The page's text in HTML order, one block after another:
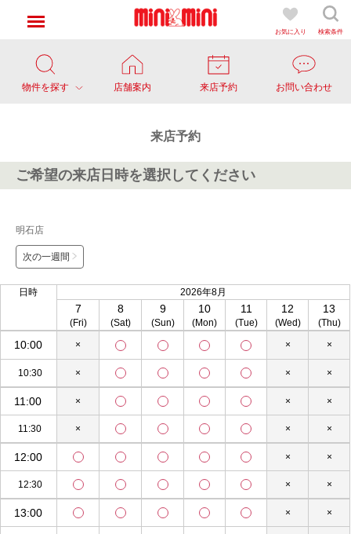
お気に入り 検索条件
物件を探す 店舗案内 来店予約 お問い合わせ
来店予約
ご希望の来店日時を選択してください
明石店
次の一週間
日時 2026年8月
7
(Fri)
8
(Sat)
9
(Sun)
10
(Mon)
11
(Tue)
12
(Wed)
13
(Thu)
10:00
10:30
11:00
11:30
12:00
12:30
13:00
×
×
×
×
×
×
×
×
×
×
×
×
×
×
×
×
×
×